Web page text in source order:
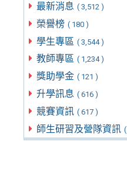
最新消息 ( 3,512 )
榮譽榜 ( 180 )
學生專區 ( 3,544 )
教師專區 ( 1,234 )
獎助學金 ( 121 )
升學訊息 ( 616 )
競賽資訊 ( 617 )
師生研習及營隊資訊